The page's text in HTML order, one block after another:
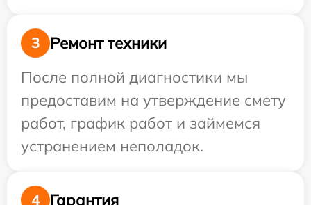
3
Ремонт техники
После полной диагностики мы
предоставим на утверждение смету
работ, график работ и займемся
устранением неполадок.
4 Гарантия